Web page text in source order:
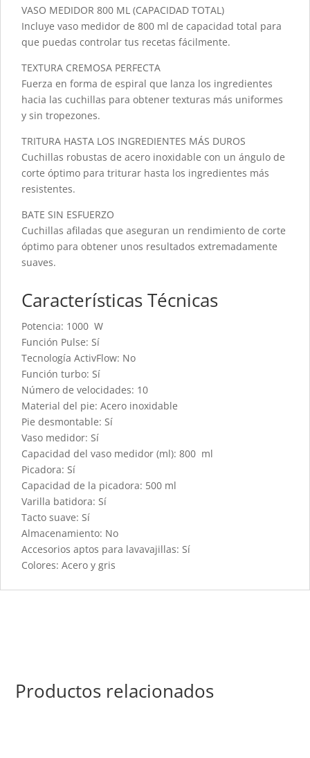
VASO MEDIDOR 800 ML (CAPACIDAD TOTAL)
Incluye vaso medidor de 800 ml de capacidad total para
que puedas controlar tus recetas fácilmente.
TEXTURA CREMOSA PERFECTA
Fuerza en forma de espiral que lanza los ingredientes
hacia las cuchillas para obtener texturas más uniformes
y sin tropezones.
TRITURA HASTA LOS INGREDIENTES MÁS DUROS
Cuchillas robustas de acero inoxidable con un ángulo de
corte óptimo para triturar hasta los ingredientes más
resistentes.
BATE SIN ESFUERZO
Cuchillas afiladas que aseguran un rendimiento de corte
óptimo para obtener unos resultados extremadamente
suaves.
Características Técnicas
Potencia: 1000 W
Función Pulse: Sí
Tecnología ActivFlow: No
Función turbo: Sí
Número de velocidades: 10
Material del pie: Acero inoxidable
Pie desmontable: Sí
Vaso medidor: Sí
Capacidad del vaso medidor (ml): 800 ml
Picadora: Sí
Capacidad de la picadora: 500 ml
Varilla batidora: Sí
Tacto suave: Sí
Almacenamiento: No
Accesorios aptos para lavavajillas: Sí
Colores: Acero y gris
Productos relacionados